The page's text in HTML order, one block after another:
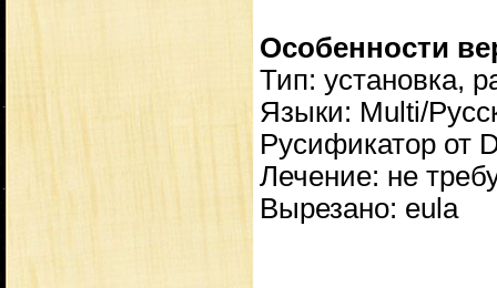
Особенности
Тип: установка,
Языки: Multi/
Русификатор от
Лечение: не
Вырезано: eula